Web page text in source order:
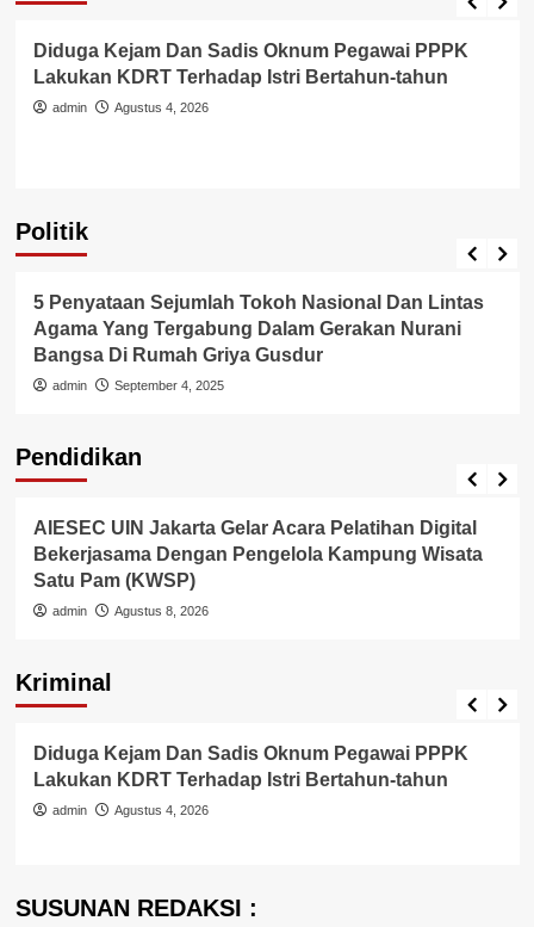
Diduga Kejam Dan Sadis Oknum Pegawai PPPK
Lakukan KDRT Terhadap Istri Bertahun-tahun
admin Agustus 4, 2026
Politik
Politik
5 Penyataan Sejumlah Tokoh Nasional Dan Lintas
Agama Yang Tergabung Dalam Gerakan Nurani
Bangsa Di Rumah Griya Gusdur
admin September 4, 2025
Pendidikan
Internasional
AIESEC UIN Jakarta Gelar Acara Pelatihan Digital
Bekerjasama Dengan Pengelola Kampung Wisata
Satu Pam (KWSP)
admin Agustus 8, 2026
Kriminal
Berita Polisi
Diduga Kejam Dan Sadis Oknum Pegawai PPPK
Lakukan KDRT Terhadap Istri Bertahun-tahun
admin Agustus 4, 2026
SUSUNAN REDAKSI :